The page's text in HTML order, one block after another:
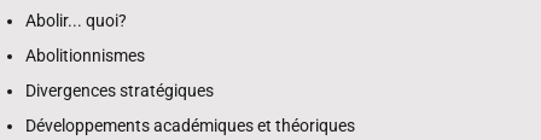
Abolir... quoi?
Abolitionnismes
Divergences stratégiques
Développements académiques et théoriques